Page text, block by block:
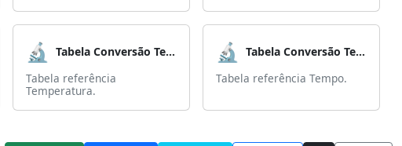
🔬
Tabela Conversão Temperatura
Tabela referência
Temperatura.
🔬
Tabela Conversão Tempo
Tabela referência Tempo.